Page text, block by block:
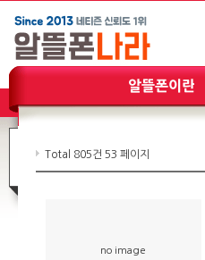
Total 805건 53 페이지
no image